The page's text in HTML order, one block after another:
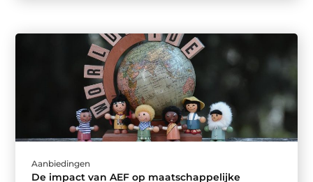
Aanbiedingen
De impact van AEF op maatschappelijke